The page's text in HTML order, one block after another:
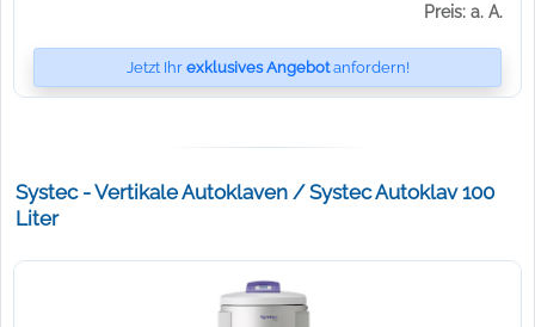
Preis: a. A.
Jetzt Ihr exklusives Angebotanfordern!
Systec - Vertikale Autoklaven / Systec Autoklav 100
Liter